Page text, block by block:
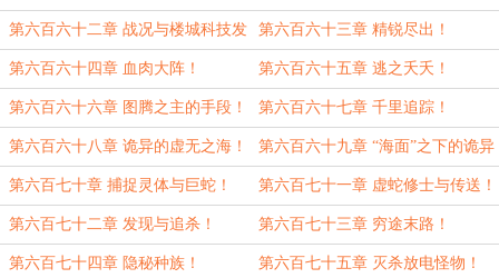
法！
第六百六十二章 战况与楼城科技发
展！
第六百六十三章 精锐尽出！
第六百六十四章 血肉大阵！ 第六百六十五章 逃之夭夭！
第六百六十六章 图腾之主的手段！ 第六百六十七章 千里追踪！
第六百六十八章 诡异的虚无之海！ 第六百六十九章 “海面”之下的诡异
世界!
第六百七十章 捕捉灵体与巨蛇！ 第六百七十一章 虚蛇修士与传送！
第六百七十二章 发现与追杀！ 第六百七十三章 穷途末路！
第六百七十四章 隐秘种族！ 第六百七十五章 灭杀放电怪物！